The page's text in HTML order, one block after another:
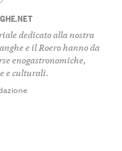
dedicato alla nostra
e il Roero hanno da
enogastronomiche,
e culturali.